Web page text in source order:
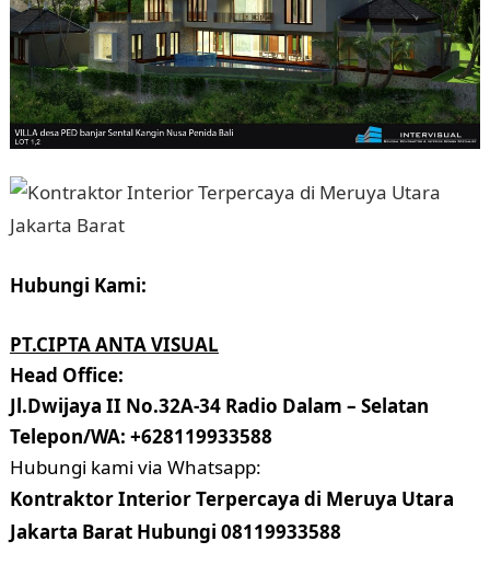
Hubungi Kami:
PT.CIPTA ANTA VISUAL
Head Office:
Jl.Dwijaya II No.32A-34 Radio Dalam – Selatan
Telepon/WA: +628119933588
Hubungi kami via Whatsapp:
Kontraktor Interior Terpercaya di Meruya Utara
Jakarta Barat Hubungi 08119933588